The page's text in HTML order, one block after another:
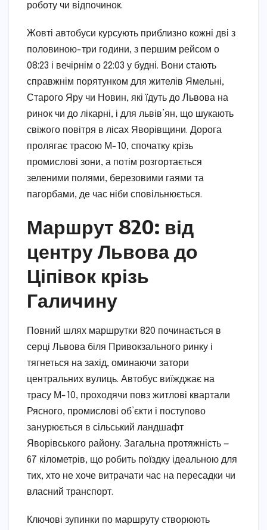
роботу чи відпочинок.
Жовті автобуси курсують приблизно кожні дві з
половиною-три години, з першим рейсом о
08:23 і вечірнім о 22:03 у будні. Вони стають
справжнім порятунком для жителів Ямельні,
Старого Яру чи Новин, які їдуть до Львова на
ринок чи до лікарні, і для львів’ян, що шукають
свіжого повітря в лісах Яворівщини. Дорога
пролягає трасою М-10, спочатку крізь
промислові зони, а потім розгортається
зеленими полями, березовими гаями та
пагорбами, де час ніби сповільнюється.
Маршрут 820: від
центру Львова до
Ціпівок крізь
Галичину
Повний шлях маршрутки 820 починається в
серці Львова біля Привокзального ринку і
тягнеться на захід, оминаючи затори
центральних вулиць. Автобус виїжджає на
трасу М-10, проходячи повз житлові квартали
Рясного, промислові об’єкти і поступово
занурюється в сільський ландшафт
Яворівського району. Загальна протяжність —
67 кілометрів, що робить поїздку ідеальною для
тих, хто не хоче витрачати час на пересадки чи
власний транспорт.
Ключові зупинки по маршруту створюють